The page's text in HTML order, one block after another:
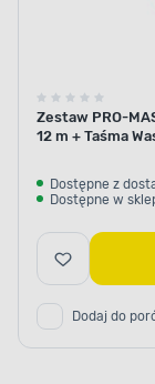
Zestaw PRO-
12 m + Taśma
Dostępne z
Dostępne w
Dodaj do